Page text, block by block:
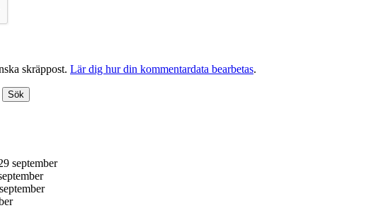
skräppost. Lär dig hur din kommentardata bearbetas.
september